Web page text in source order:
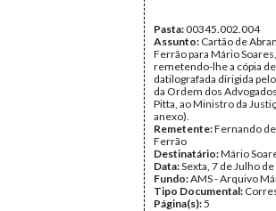
Pasta:00345.002.004
Assunto: Cartão de
Ferrão para Mário Soares,
remetendo-lhe a cópia
datilografada dirigida
da Ordem dos
Pitta, ao Ministro da
anexo).
Remetente:Fernando
Ferrão
Destinatário:Mário
Data:Sexta, 7 de Julho
Fundo:AMS - Arquivo
Tipo Documental:
Página(s):5